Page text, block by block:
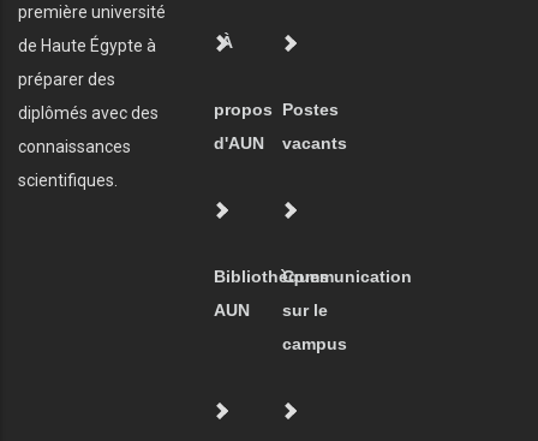
première université
de Haute Égypte à
préparer des
diplômés avec des
connaissances
scientifiques.
À
propos
d'AUN
Postes
vacants
Bibliothèques
AUN
Communication
sur le
campus